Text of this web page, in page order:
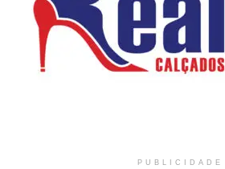
PUBLICIDADE